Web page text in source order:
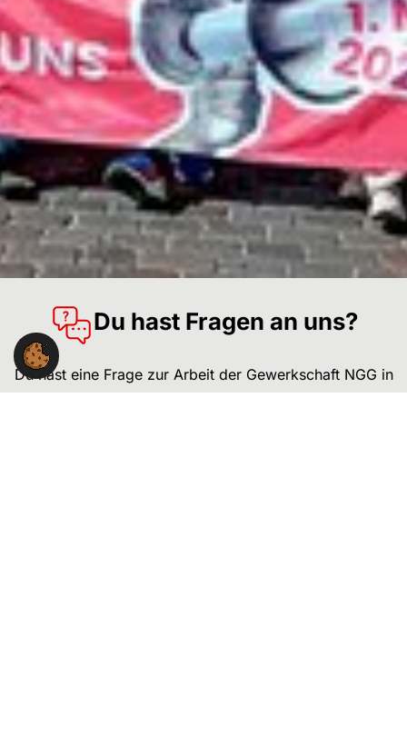
Du hast Fragen an uns?
Du hast eine Frage zur Arbeit der Gewerkschaft NGG in